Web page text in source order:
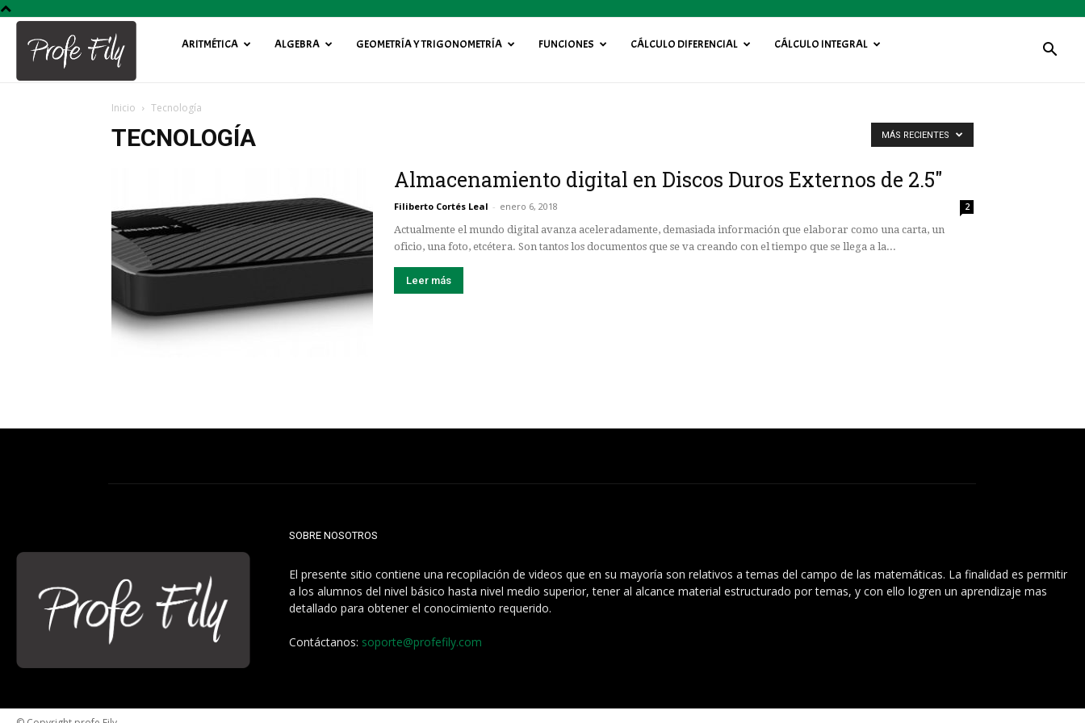
Fily
ARITMÉTICA ALGEBRA GEOMETRÍA Y TRIGONOMETRÍA FUNCIONES CÁLCULO DIFERENCIAL CÁLCULO INTEGRAL
Inicio Tecnología
TECNOLOGÍA MÁS RECIENTES
Almacenamiento digital en Discos Duros Externos de 2.5″
Filiberto Cortés Leal - enero 6, 2018 2
Actualmente el mundo digital avanza aceleradamente, demasiada información que elaborar como una carta, un
oficio, una foto, etcétera. Son tantos los documentos que se va creando con el tiempo que se llega a la...
Leer más
SOBRE NOSOTROS
El presente sitio contiene una recopilación de videos que en su mayoría son relativos a temas del campo de las matemáticas. La finalidad es permitir
a los alumnos del nivel básico hasta nivel medio superior, tener al alcance material estructurado por temas, y con ello logren un aprendizaje mas
detallado para obtener el conocimiento requerido.
Contáctanos: soporte@profefily.com